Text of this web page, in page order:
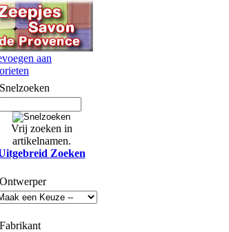
aan
Snelzoeken
Vrij zoeken in
artikelnamen.
Zoeken
Ontwerper
Fabrikant